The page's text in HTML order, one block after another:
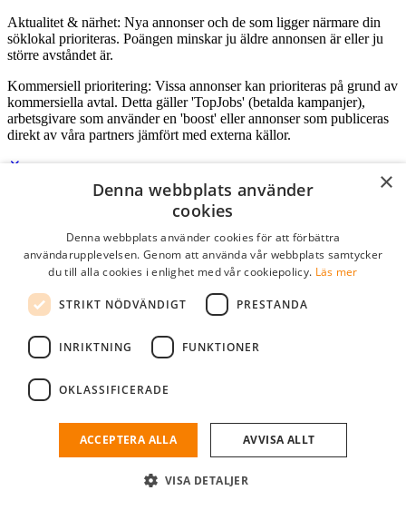
Aktualitet & närhet: Nya annonser och de som ligger närmare din
söklokal prioriteras. Poängen minskar ju äldre annonsen är eller ju
större avståndet är.
Kommersiell prioritering: Vissa annonser kan prioriteras på grund av
kommersiella avtal. Detta gäller 'TopJobs' (betalda kampanjer),
arbetsgivare som använder en 'boost' eller annonser som publiceras
direkt av våra partners jämfört med externa källor.
Logga in som företag
Lösenord
kom ihåg mig
logga in
Kostnadsfri företagsprofil
och söka efter passande kandidater till ditt företag.
×
Denna webbplats använder
cookies
Denna webbplats använder cookies för att förbättra
användarupplevelsen. Genom att använda vår webbplats samtycker
du till alla cookies i enlighet med vår cookiepolicy. Läs mer
STRIKT NÖDVÄNDIGT PRESTANDA
INRIKTNING FUNKTIONER
OKLASSIFICERADE
ACCEPTERA ALLA AVVISA ALLT
VISA DETALJER